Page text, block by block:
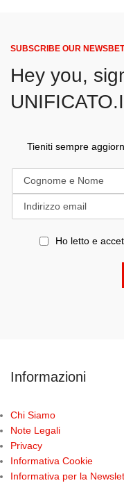
SUBSCRIBE OUR
Hey you,
Tieniti sempre
Ho letto e
Informazioni
Chi Siamo
Note Legali
Privacy
Informativa Cookie
Informativa per la